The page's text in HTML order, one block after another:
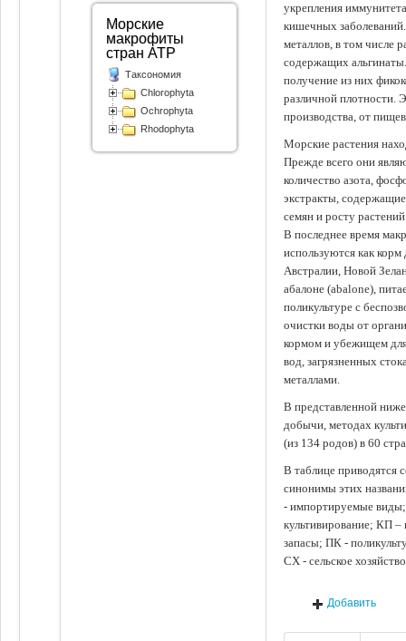
укрепления
кишечных
металлов, в том числе
содержащих
получение из них
различной плотности.
производства, от
Морские растения
Прежде всего они
количество азота,
экстракты,
семян и росту
В последнее время
используются как
Австралии, Новой
абалоне (abalone),
поликультуре с
очистки воды от
кормом и убежищем
вод, загрязненных
металлами.
В представленной
добычи, методах
(из 134 родов) в 60
В таблице приводятся
синонимы этих
- импортируемые
культивирование; КП
запасы; ПК -
СХ - сельское
Добавить
Морские
макрофиты
стран АТР
Таксономия
Chlorophyta
Ochrophyta
Rhodophyta